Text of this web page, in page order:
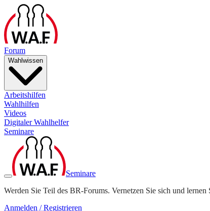
Forum
Wahlwissen
Arbeitshilfen
Wahlhilfen
Videos
Digitaler Wahlhelfer
Seminare
Seminare
Werden Sie Teil des BR-Forums. Vernetzen Sie sich und lernen
Anmelden / Registrieren